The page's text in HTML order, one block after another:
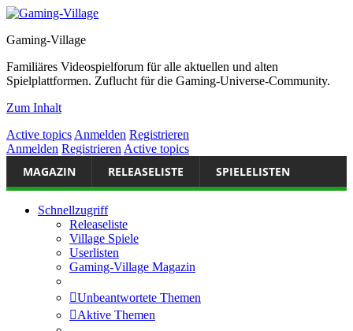
Gaming-Village
Familiäres Videospielforum für alle aktuellen und alten
Spielplattformen. Zuflucht für die Gaming-Universe-Community.
Zum Inhalt
Active topics Anmelden Registrieren
Anmelden Registrieren Active topics
MAGAZIN RELEASELISTE SPIELELISTEN
Schnellzugriff
Releaseliste
Village Spiele
Userlisten
Gaming-Village Magazin
Unbeantwortete Themen
Aktive Themen